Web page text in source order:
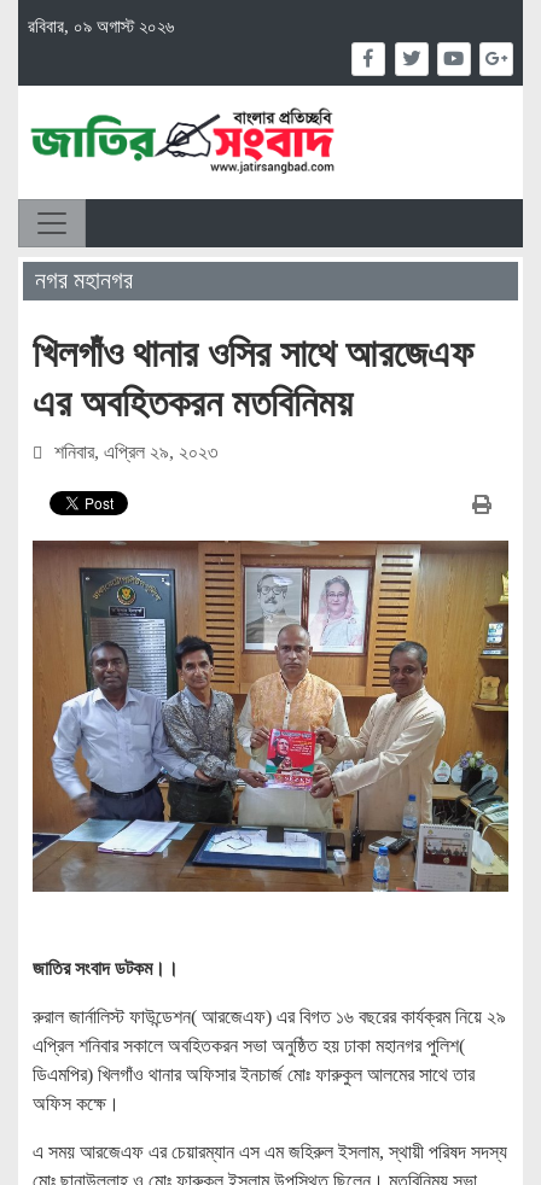
রবিবার, ০৯ অগাস্ট ২০২৬
নগর মহানগর
খিলগাঁও থানার ওসির সাথে আরজেএফ
এর অবহিতকরন মতবিনিময়
শনিবার, এপ্রিল ২৯, ২০২৩
জাতির সংবাদ ডটকম।।
রুরাল জার্নালিস্ট ফাউন্ডেশন( আরজেএফ) এর বিগত ১৬ বছরের কার্যক্রম নিয়ে ২৯
এপ্রিল শনিবার সকালে অবহিতকরন সভা অনুষ্ঠিত হয় ঢাকা মহানগর পুলিশ(
ডিএমপির) খিলগাঁও থানার অফিসার ইনচার্জ মোঃ ফারুকুল আলমের সাথে তার
অফিস কক্ষে।
এ সময় আরজেএফ এর চেয়ারম্যান এস এম জহিরুল ইসলাম, স্থায়ী পরিষদ সদস্য
মোঃ ছানাউল্লাহ ও মোঃ ফারুকুল ইসলাম উপস্থিত ছিলেন। মতবিনিময় সভা